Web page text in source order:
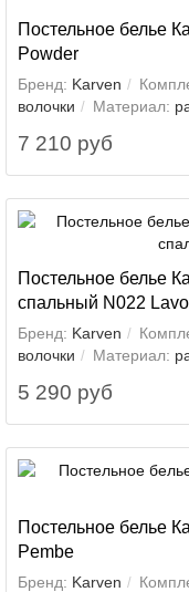
Постельное белье
Powder
Бренд: Karven
волочки
Материал:
7 210 руб
Постельное белье
спальный N022
Бренд: Karven
волочки
Материал:
5 290 руб
Постельное белье
Pembe
Бренд: Karven